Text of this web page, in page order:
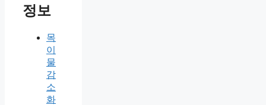
정보
목
이
물
감
소
화